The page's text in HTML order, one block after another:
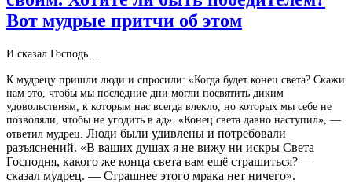
Вот мудрые притчи об этом
И сказал Господь…
К мудрецу пришли люди и спросили: «Когда будет конец света? Скажи
нам это, чтобы мы последние дни могли посвятить диким
удовольствиям, к которым нас всегда влекло, но которых мы себе не
позволяли, чтобы не угодить в ад». «Конец света давно наступил», —
ответил мудрец. Люди были удивлены и потребовали
разъяснений. «В ваших душах я не вижу ни искры Света
Господня, какого же конца света вам ещё страшиться? —
сказал мудрец. — Страшнее этого мрака нет ничего».